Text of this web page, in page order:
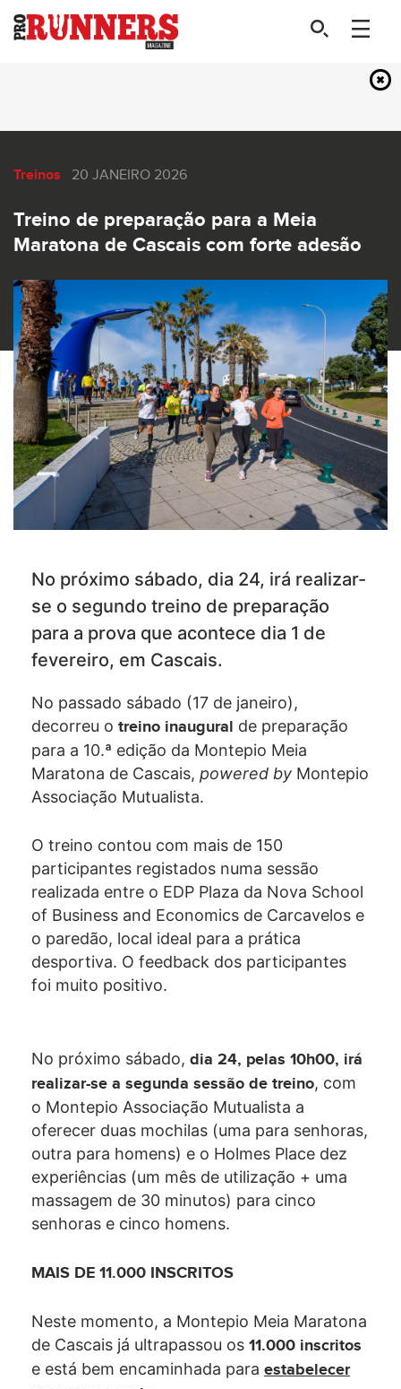
Treinos 20 JANEIRO 2026
Treino de preparação para a Meia
Maratona de Cascais com forte adesão
No próximo sábado, dia 24, irá realizar-
se o segundo treino de preparação
para a prova que acontece dia 1 de
fevereiro, em Cascais.
No passado sábado (17 de janeiro),
decorreu o treino inaugural de preparação
para a 10.ª edição da Montepio Meia
Maratona de Cascais, powered by Montepio
Associação Mutualista.
O treino contou com mais de 150
participantes registados numa sessão
realizada entre o EDP Plaza da Nova School
of Business and Economics de Carcavelos e
o paredão, local ideal para a prática
desportiva. O feedback dos participantes
foi muito positivo.
No próximo sábado, dia 24, pelas 10h00, irá
realizar-se a segunda sessão de treino, com
o Montepio Associação Mutualista a
oferecer duas mochilas (uma para senhoras,
outra para homens) e o Holmes Place dez
experiências (um mês de utilização + uma
massagem de 30 minutos) para cinco
senhoras e cinco homens.
MAIS DE 11.000 INSCRITOS
Neste momento, a Montepio Meia Maratona
de Cascais já ultrapassou os 11.000 inscritos
e está bem encaminhada para estabelecer